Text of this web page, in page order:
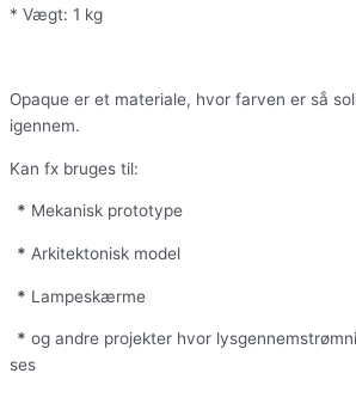
* Vægt: 1 kg
Opaque er et materiale, hvor farven er så
igennem.
Kan fx bruges til:
* Mekanisk prototype
* Arkitektonisk model
* Lampeskærme
* og andre projekter hvor
ses